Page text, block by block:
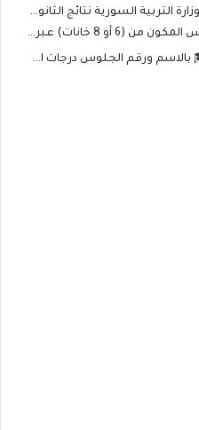
العامة في سوريا 2026 نتيجة البكالوريا حسب الاسم ورقم الاكتتاب
التربية والتعليم الفلسطينية